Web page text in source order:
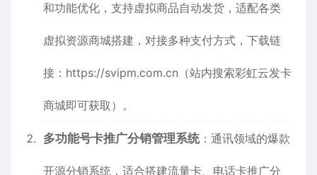
和功能优化，支持虚拟商品自动发货，适配各类
虚拟资源商城搭建，对接多种支付方式，下载链
接： https://svipm.com.cn （站内搜索彩虹云发卡
商城即可获取）。
多功能号卡推广分销管理系统：通讯领域的爆款
开源分销系统，适合搭建流量卡、电话卡推广分